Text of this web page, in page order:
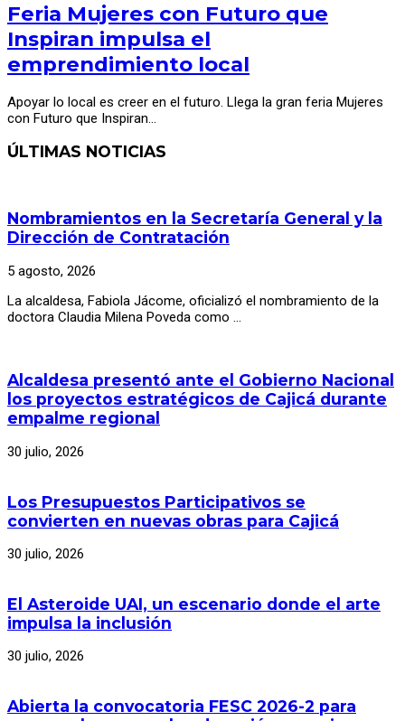
Feria Mujeres con Futuro que
Inspiran impulsa el
emprendimiento local
Apoyar lo local es creer en el futuro. Llega la gran feria Mujeres
con Futuro que Inspiran…
ÚLTIMAS NOTICIAS
Nombramientos en la Secretaría General y la
Dirección de Contratación
5 agosto, 2026
La alcaldesa, Fabiola Jácome, oficializó el nombramiento de la
doctora Claudia Milena Poveda como …
Alcaldesa presentó ante el Gobierno Nacional
los proyectos estratégicos de Cajicá durante
empalme regional
30 julio, 2026
Los Presupuestos Participativos se
convierten en nuevas obras para Cajicá
30 julio, 2026
El Asteroide UAI, un escenario donde el arte
impulsa la inclusión
30 julio, 2026
Abierta la convocatoria FESC 2026-2 para